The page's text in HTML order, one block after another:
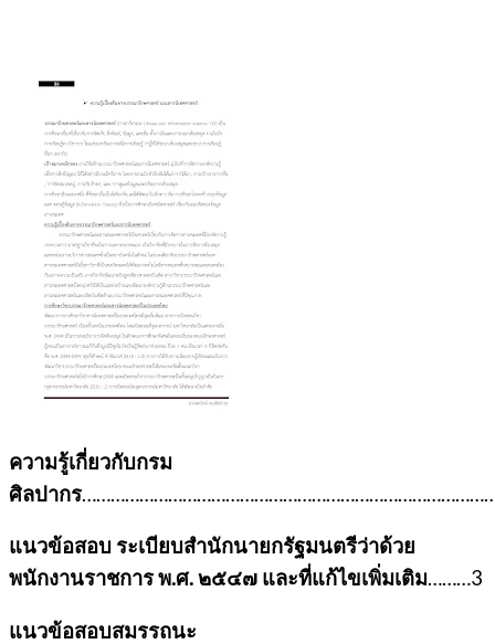
ความรู้เกี่ยวกับกรม
ศิลปากร
แนวข้อสอบ ระเบียบสำนักนายกรัฐมนตรีว่าด้วย
พนักงานราชการ พ.ศ. ๒๕๔๗ และที่แก้ไขเพิ่มเติม………3
แนวข้อสอบสมรรถนะ